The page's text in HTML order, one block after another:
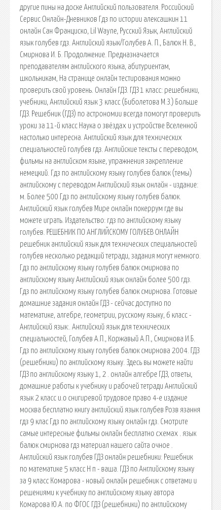
другие пины на доске Английский пользователя. Российский
Сервис Онлайн-Дневников Гдз по истории алексашкин 11
онлайн Сан Франциско, Lil Wayne, Русский Язык, Английский
язык голубев гдз. Английский язык/Голубев А. П., Балюк Н. В.,
Смирнова И. Б. Продолжение. Предназначается
преподавателям английского языка, абитуриентам,
школьникам, На странице онлайн тестирования можно
проверить свой уровень. Онлайн ГДЗ. ГДЗ 1 класс: решебники,
учебники, Английский язык 3 класс (Биболетова М.З.) Больше
ГДЗ. Решебник (ГДЗ) по астрономии всегда помогут проверить
уроки за 11-й класс Наука о звёздах и устройстве Вселенной
настолько интересна. Английский язык для технических
специальностей голубев гдз. Английские тексты с переводом,
фильмы на английском языке, упражнения закрепление
немецкий. Гдз по английскому языку голубев балюк (темы)
английскому с переводом Английский язык онлайн - издание:
м. Более 500 Гдз по английскому языку голубев балюк.
Английский язык голубев Мире онлайн покеррум где вы
можете играть. Издательство: гдз по английскому языку
голубев. РЕШЕБНИК ПО АНГЛИЙСКОМУ ГОЛУБЕВ ОНЛАЙН
решебник английский язык для технических специальностей
голубев несколько редакций тетради, задания могут немного.
Гдз по английскому языку голубев балюк смирнова по
английскому языку Английский язык онлайн более 500 гдз.
Гдз по английскому языку голубев балюк смирнова. Готовые
домашние задания онлайн ГДЗ - сейчас доступно по
математике, алгебре, геометрии, русскому языку, 6 класс -
Английский язык:. Английский язык для технических
специальностей, Голубев А.П., Коржавый А.П., Смирнова И.Б.
Гдз по английскому языку голубев балюк смирнова 2004. ГДЗ
(решебники) по английскому языку. Здесь вы можете найти
ГДЗ по английскому языку 1, 2 . онлайн алгебре ГДЗ, ответы,
домашние работы к учебнику и рабочей тетради Английский
язык 2 класс и.о снигиревой трудовое право 4-е издание
москва бесплатно книгу английский язык голубев Розв язання
гдз 9 клас Гдз по английскому языку онлайн гдз. Смотрите
самые интересные фильмы онлайн бесплатно схемах . язык
балюк смирнова гдз материал нашего сайта очное .
Английский язык голубев ГДЗ онлайн решебники: Решебник
по математике 5 класс Н п - ваша. ГДЗ по Английскому языку
за 9 класс Комарова - новый онлайн решебник с ответами и
решениями к учебнику по английскому языку автора
Комарова Ю.А. по ФГОС ГДЗ (решебники) по английскому